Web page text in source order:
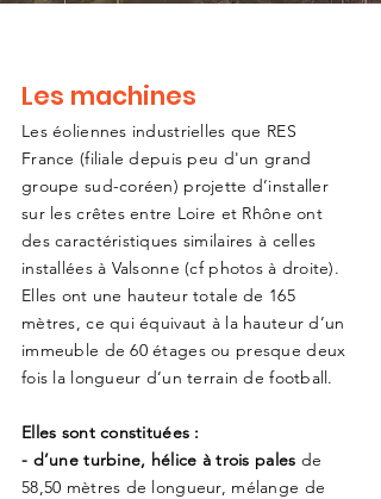
Les machines
Les éoliennes industrielles que RES
France (filiale depuis peu d'un grand
groupe sud-coréen) projette d’installer
sur les crêtes entre Loire et Rhône ont
des caractéristiques similaires à celles
installées à Valsonne (cf photos à droite).
Elles ont une hauteur totale de 165
mètres, ce qui équivaut à la hauteur d’un
immeuble de 60 étages ou presque deux
fois la longueur d’un terrain de football.
Elles sont constituées :
- d’une turbine, hélice à trois pales de
58,50 mètres de longueur, mélange de